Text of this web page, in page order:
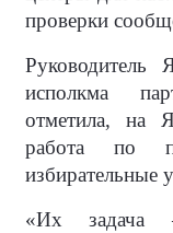
проверки
Руководитель
исполкма
отметила, на
работа по
избирательные
«Их задача